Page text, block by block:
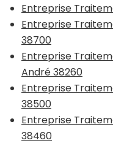
Entreprise
Entreprise
38700
Entreprise
André 38260
Entreprise
38500
Entreprise
38460